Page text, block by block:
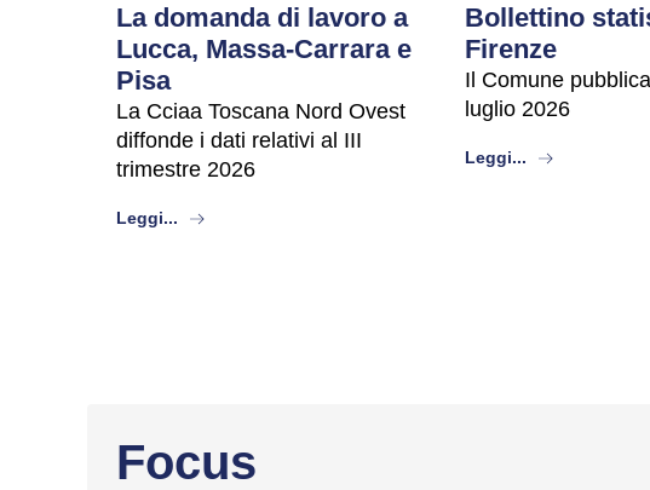
La domanda di lavoro a
Lucca, Massa-Carrara e
Pisa
La Cciaa Toscana Nord Ovest
diffonde i dati relativi al III
trimestre 2026
Leggi... about
Bollettino
Firenze
Il Comune
luglio 2026
Leggi... about
Focus